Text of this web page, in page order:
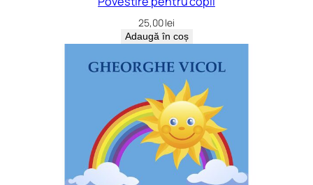
25,00lei
Adaugă în coș